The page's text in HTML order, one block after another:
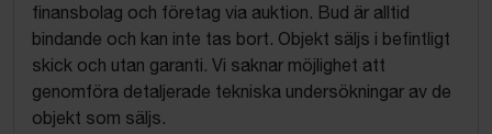
finansbolag och företag via auktion. Bud är alltid
bindande och kan inte tas bort. Objekt säljs i befintligt
skick och utan garanti. Vi saknar möjlighet att
genomföra detaljerade tekniska undersökningar av de
objekt som säljs.